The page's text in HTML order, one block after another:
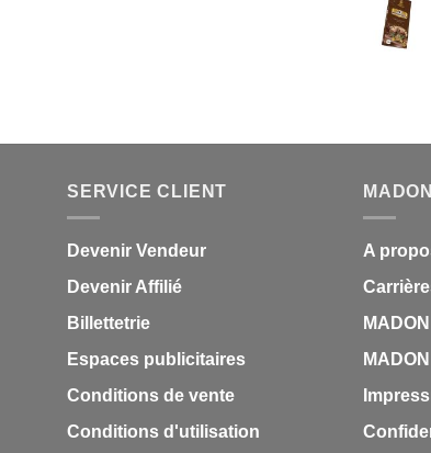
SERVICE CLIENT
Devenir Vendeur
Devenir Affilié
Billettetrie
Espaces publicitaires
Conditions de vente
Conditions d'utilisation
A